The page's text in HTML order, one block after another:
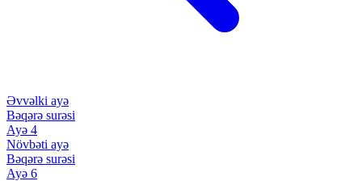
Əvvəlki ayə
Bəqərə surəsi
Ayə 4
Növbəti ayə
Bəqərə surəsi
Ayə 6